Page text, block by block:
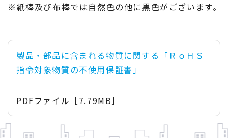
※紙棒及び布棒では自然色の他に黒色がございます。
製品・部品に含まれる物質に関する「ＲｏＨＳ
指令対象物質の不使用保証書」
PDFファイル［7.79MB］